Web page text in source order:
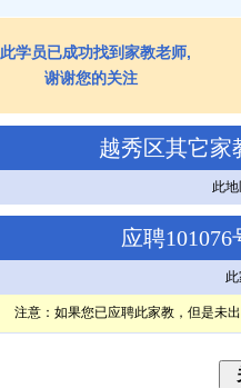
此学员已成功找到家教老师,
谢谢您的关注
越秀区其它家
此
应聘
注意：如果您已应聘此家教，但是未